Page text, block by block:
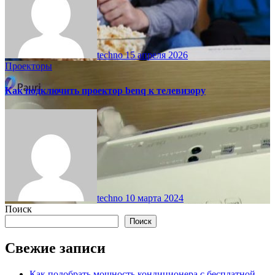
techno15 апреля 2026
Проекторы
Как подключить проектор benq к телевизору
techno 10 марта 2024
Поиск
Поиск
Свежие записи